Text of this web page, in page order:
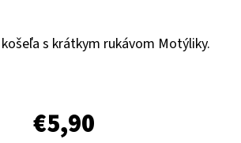
s krátkym rukávom Motýliky.
€5,90